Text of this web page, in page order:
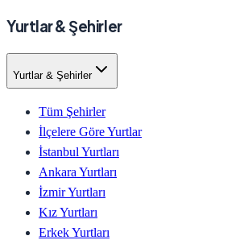
Yurtlar & Şehirler
Yurtlar & Şehirler
Tüm Şehirler
İlçelere Göre Yurtlar
İstanbul Yurtları
Ankara Yurtları
İzmir Yurtları
Kız Yurtları
Erkek Yurtları